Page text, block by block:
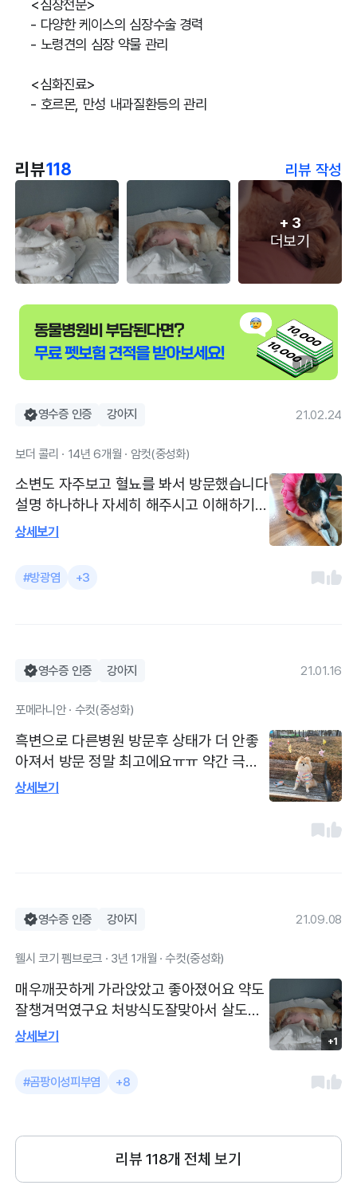
<심장전문>
- 다양한 케이스의 심장수술 경력
- 노령견의 심장 약물 관리
<심화진료>
- 호르몬, 만성 내과질환등의 관리
리뷰118 리뷰 작성
+ 3
더보기
1 / 1
영수증 인증 강아지 21.02.24
보더 콜리 · 14년 6개월 · 암컷(중성화)
소변도 자주보고 혈뇨를 봐서 방문했습니다
설명 하나하나 자세히 해주시고 이해하기
쉽게 다른 예까지 보여주시며 진료해주시고
끔하고 장비도 좋고 친절하고 꼼꼼하세요
주차도 불편 없구요 중.대형견도 갈수있어
상세보기
#방광염 +3
영수증 인증 강아지 21.01.16
포메라니안 · 수컷(중성화)
흑변으로 다른병원 방문후 상태가 더 안좋
아져서 방문 정말 최고에요ㅠㅠ 약간 극성
맘이라 궁금한거 계속 전화해도 친절하게
생님두 다들 친절하세요 간호사님들도 다좋
상세보기
영수증 인증 강아지 21.09.08
웰시 코기 펨브로크 · 3년 1개월 · 수컷(중성화)
매우깨끗하게 가라앉았고 좋아졌어요 약도
잘챙겨먹였구요 처방식도잘맞아서 살도빠
지고 건강해졌답니다 감사드려요
상세보기 +1
#곰팡이성피부염 +8
리뷰118개 전체 보기